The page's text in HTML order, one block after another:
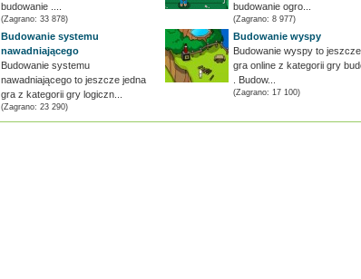
budowanie ....
(Zagrano: 33 878)
budowanie ogro...
(Zagrano: 8 977)
Budowanie systemu
nawadniającego
Budowanie systemu
nawadniającego to jeszcze jedna
gra z kategorii gry logiczn...
(Zagrano: 23 290)
Budowanie wyspy
Budowanie wyspy to
gra online z kategorii gry
. Budow...
(Zagrano: 17 100)